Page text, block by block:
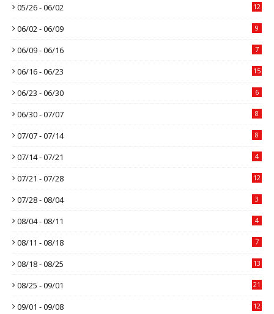
05/26 - 06/02 12
06/02 - 06/09 9
06/09 - 06/16 7
06/16 - 06/23 15
06/23 - 06/30 6
06/30 - 07/07 8
07/07 - 07/14 8
07/14 - 07/21 4
07/21 - 07/28 12
07/28 - 08/04 3
08/04 - 08/11 4
08/11 - 08/18 7
08/18 - 08/25 13
08/25 - 09/01 21
09/01 - 09/08 12